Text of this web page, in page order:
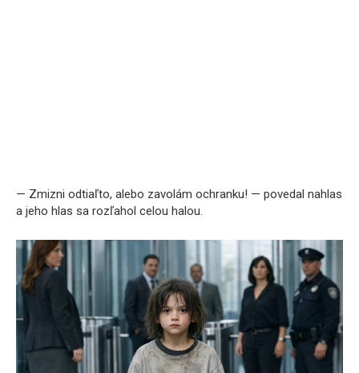
— Zmizni odtiaľto, alebo zavolám ochranku! — povedal nahlas
a jeho hlas sa rozľahol celou halou.